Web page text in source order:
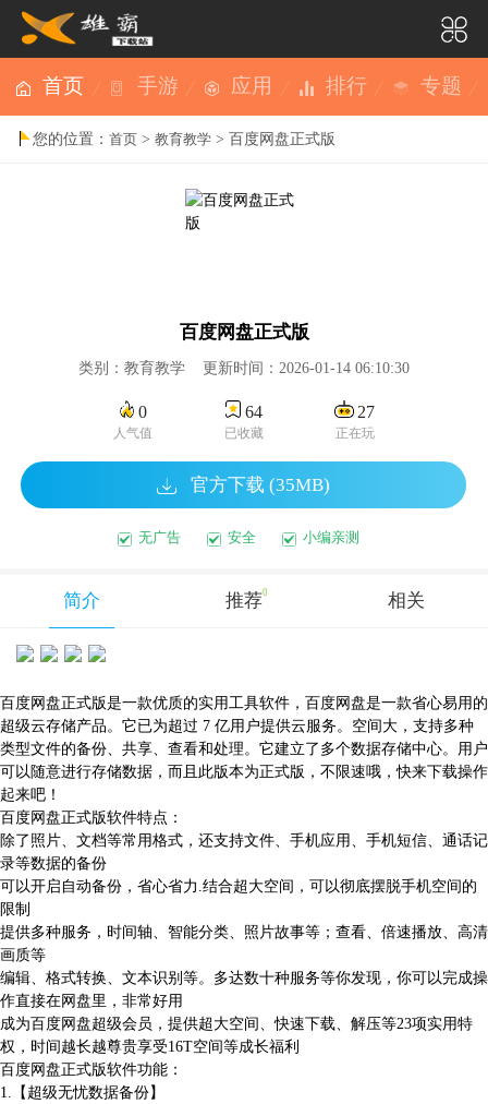
首页 手游 应用 排行 专题
您的位置：首页 >教育教学 > 百度网盘正式版
百度网盘正式版
类别：教育教学 更新时间：2026-01-14 06:10:30
0
人气值
64
已收藏
27
正在玩
官方下载 (35MB)
无广告 安全 小编亲测
简介 推荐0 相关
百度网盘正式版是一款优质的实用工具软件，百度网盘是一款省心易用的
超级云存储产品。它已为超过 7 亿用户提供云服务。空间大，支持多种
类型文件的备份、共享、查看和处理。它建立了多个数据存储中心。用户
可以随意进行存储数据，而且此版本为正式版，不限速哦，快来下载操作
起来吧！
百度网盘正式版软件特点：
除了照片、文档等常用格式，还支持文件、手机应用、手机短信、通话记
录等数据的备份
可以开启自动备份，省心省力.结合超大空间，可以彻底摆脱手机空间的
限制
提供多种服务，时间轴、智能分类、照片故事等；查看、倍速播放、高清
画质等
编辑、格式转换、文本识别等。多达数十种服务等你发现，你可以完成操
作直接在网盘里，非常好用
成为百度网盘超级会员，提供超大空间、快速下载、解压等23项实用特
权，时间越长越尊贵享受16T空间等成长福利
百度网盘正式版软件功能：
1.【超级无忧数据备份】